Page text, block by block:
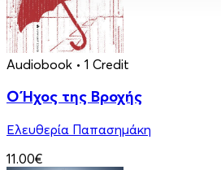
Audiobook • 1 Credit
Ο Ήχος της Βροχής
Ελευθερία Παπασημάκη
11.00€